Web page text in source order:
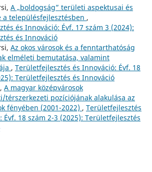
A „boldogság” területi aspektusai és
a településfejlesztésben ,
és Innováció: Évf. 17 szám 3 (2024):
és Innováció
Az okos városok és a fenntarthatóság
elméleti bemutatása, valamint
, Területfejlesztés és Innováció: Évf. 18
Területfejlesztés és Innováció
A magyar középvárosok
térszerkezeti pozíciójának alakulása az
fényében (2001-2022) , Területfejlesztés
Évf. 18 szám 2-3 (2025): Területfejlesztés